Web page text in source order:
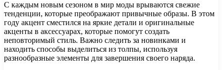
С каждым новым сезоном в мир моды врываются свежие
тенденции, которые преображают привычные образы. В этом
году акцент сместился на яркие детали и оригинальные
акценты в аксессуарах, которые помогут создать
неповторимый стиль. Важно следить за новинками и
находить способы выделиться из толпы, используя
разнообразные элементы для завершения своего наряда.